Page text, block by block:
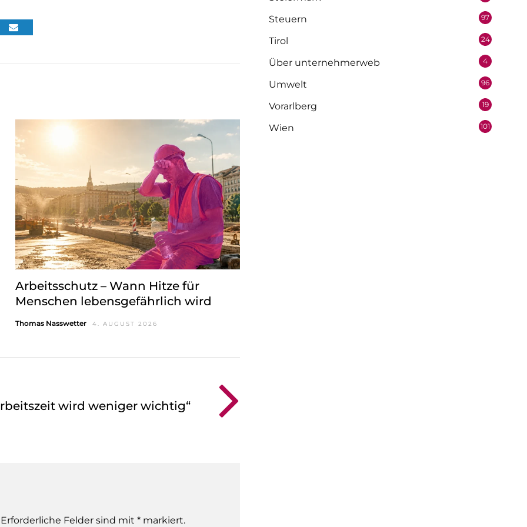
Arbeitsschutz – Wann Hitze für
Menschen lebensgefährlich wird
Thomas Nasswetter 4. AUGUST 2026
wird weniger wichtig“
Felder sind mit * markiert.
Steuern 97
Tirol 24
Über unternehmerweb 4
Umwelt 96
Vorarlberg 19
Wien 101